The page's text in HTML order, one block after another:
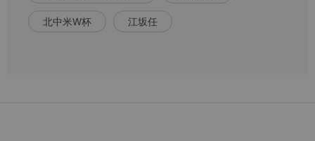
北中米W杯 江坂任